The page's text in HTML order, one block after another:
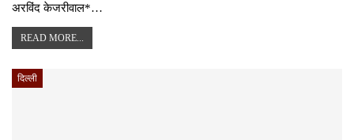
अरविंद केजरीवाल*…
READ MORE...
दिल्ली